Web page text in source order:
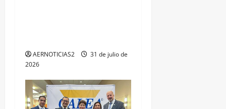
AERNOTICIAS2
31 de julio de
2026